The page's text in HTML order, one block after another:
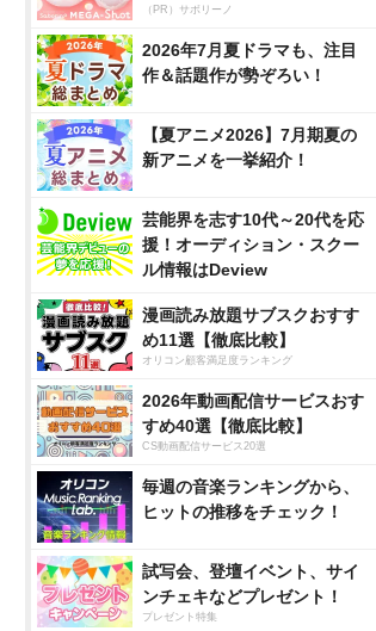
（PR）サボリーノ
2026年7月夏ドラマも、注目
作＆話題作が勢ぞろい！
【夏アニメ2026】7月期夏の
新アニメを一挙紹介！
芸能界を志す10代～20代を応
援！オーディション・スクー
ル情報はDeview
漫画読み放題サブスクおすす
め11選【徹底比較】
オリコン顧客満足度ランキング
2026年動画配信サービスおす
すめ40選【徹底比較】
CS動画配信サービス20選
毎週の音楽ランキングから、
ヒットの推移をチェック！
試写会、登壇イベント、サイ
ンチェキなどプレゼント！
プレゼント特集